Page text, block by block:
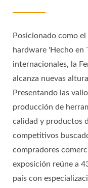
Posicionado como
hardware 'Hecho en
internacionales, la
alcanza nuevas
Presentando las
producción de
calidad y productos
competitivos
compradores
exposición reúne a
país con